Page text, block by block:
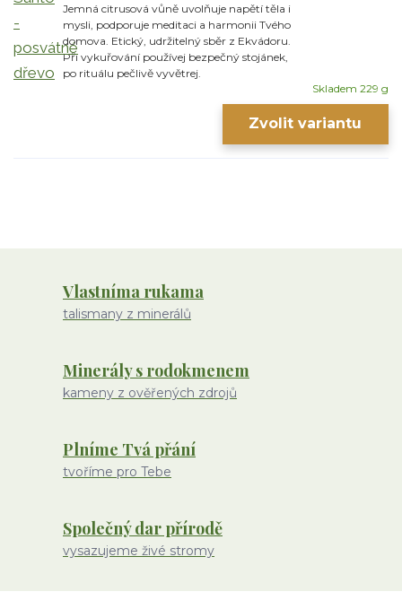
Jemná citrusová vůně uvolňuje napětí těla i
mysli, podporuje meditaci a harmonii Tvého
domova. Etický, udržitelný sběr z Ekvádoru.
Při vykuřování používej bezpečný stojánek,
po rituálu pečlivě vyvětrej.
Skladem 229 g
Zvolit variantu
Vlastníma rukama
talismany z minerálů
Minerály s rodokmenem
kameny z ověřených zdrojů
Plníme Tvá přání
tvoříme pro Tebe
Společný dar přírodě
vysazujeme živé stromy